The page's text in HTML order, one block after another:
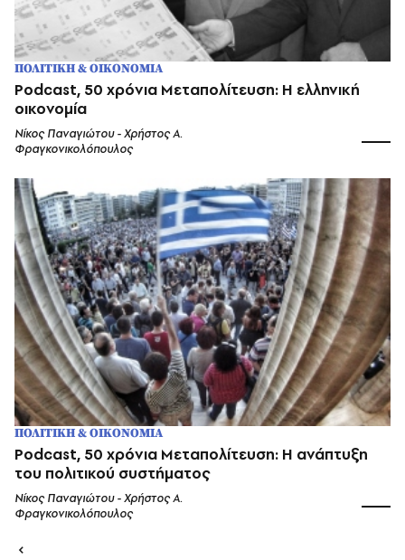
ΠΟΛΙΤΙΚΗ & ΟΙΚΟΝΟΜΙΑ
Podcast, 50 χρόνια Μεταπολίτευση: Η ελληνική
οικονομία
Νίκος Παναγιώτου - Χρήστος Α.
Φραγκονικολόπουλος
ΠΟΛΙΤΙΚΗ & ΟΙΚΟΝΟΜΙΑ
Podcast, 50 χρόνια Μεταπολίτευση: Η ανάπτυξη
του πολιτικού συστήματος
Νίκος Παναγιώτου - Χρήστος Α.
Φραγκονικολόπουλος